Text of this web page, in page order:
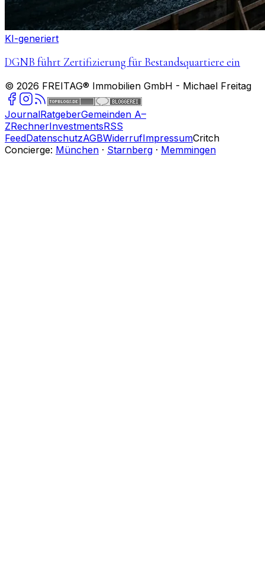
KI-generiert
DGNB führt Zertifizierung für Bestandsquartiere ein
© 2026 FREITAG® Immobilien GmbH - Michael Freitag
JournalRatgeberGemeinden A–
ZRechnerInvestmentsRSS
FeedDatenschutzAGBWiderrufImpressumCritch
Concierge: München · Starnberg · Memmingen